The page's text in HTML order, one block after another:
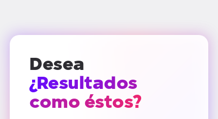
Desea
¿Resultados
como éstos?